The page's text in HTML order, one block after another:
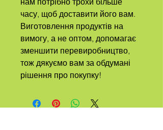
часу, щоб доставити його вам.
Виготовлення продуктів на
вимогу, а не оптом, допомагає
зменшити перевиробництво,
тож дякуємо вам за обдумані
рішення про покупку!